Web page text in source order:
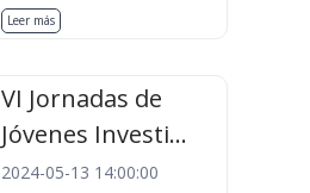
Leer más
VI Jornadas de
Jóvenes Investi...
2024-05-13 14:00:00